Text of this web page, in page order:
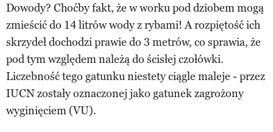
Dowody? Choćby fakt, że w worku pod dziobem mogą
zmieścić do 14 litrów wody z rybami! A rozpiętość ich
skrzydeł dochodzi prawie do 3 metrów, co sprawia, że
pod tym względem należą do ścisłej czołówki.
Liczebność tego gatunku niestety ciągle maleje - przez
IUCN zostały oznaczonej jako gatunek zagrożony
wyginięciem (VU).